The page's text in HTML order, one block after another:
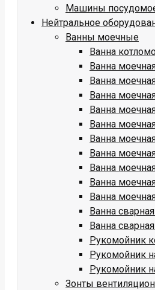
Машины
Нейтральное
Ванны моечные
Ванна
Ванна
Ванна
Ванна
Ванна
Ванна
Ванна
Ванна
Ванна
Ванна
Ванна
Ванна
Ванна
Рукомойник
Рукомойник
Рукомойник
Зонты